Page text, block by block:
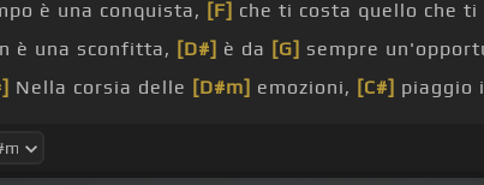
è una conquista, [F] che ti costa quello che ti
è una sconfitta, [D#] è da [G] sempre
Nella corsia delle [D#m] emozioni, [C#] piaggio